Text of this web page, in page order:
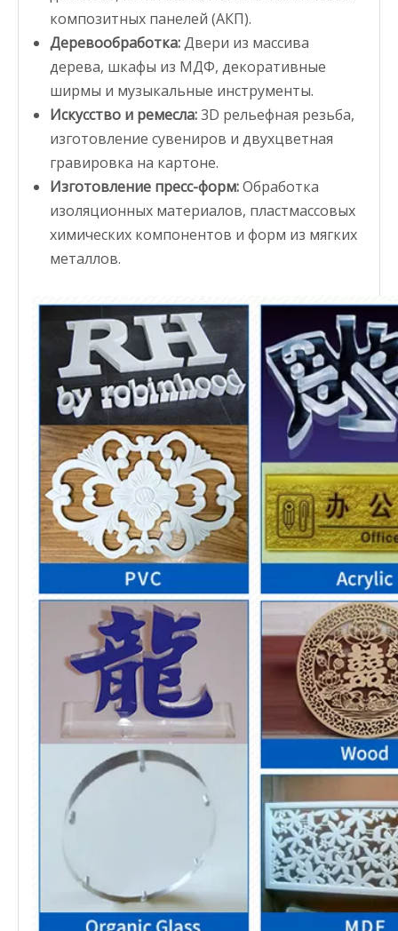
композитных панелей (АКП).
Деревообработка:Двери из массива
дерева, шкафы из МДФ, декоративные
ширмы и музыкальные инструменты.
Искусство и ремесла:3D рельефная резьба,
изготовление сувениров и двухцветная
гравировка на картоне.
Изготовление пресс-форм:Обработка
изоляционных материалов, пластмассовых
химических компонентов и форм из мягких
металлов.